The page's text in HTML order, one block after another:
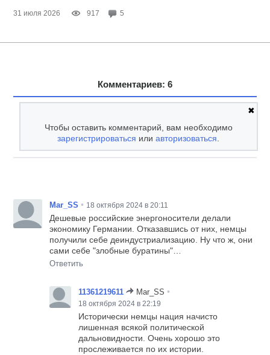
31 июля 2026 917 5
Комментариев: 6
✖
Чтобы оставить комментарий, вам необходимо
зарегистрироваться илиавторизоваться.
Mar_SS • 18 октября 2024 в 20:11
Дешевые российские энергоносители делали
экономику Германии. Отказавшись от них, немцы
получили себе деиндустриализацию. Ну что ж, они
сами себе "злобные буратины"…
Ответить
11361219611 Mar_SS •
18 октября 2024 в 22:19
Исторически немцы нация начисто
лишенная всякой политической
дальновидности. Очень хорошо это
прослеживается по их истории.